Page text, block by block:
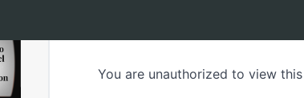
You are unauthorized to view